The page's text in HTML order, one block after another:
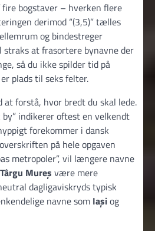
bogstaver – hverken flere
derimod “(3,5)” tælles
og bindestreger
at frasortere bynavne der
så du ikke spilder tid på
plads til seks felter.
forstå, hvor bredt du skal lede.
indikerer oftest en velkendt
forekommer i dansk
på hele opgaven
metropoler”, vil længere navne
Târgu Mureș være mere
dagligaviskryds typisk
navne som Iașiog